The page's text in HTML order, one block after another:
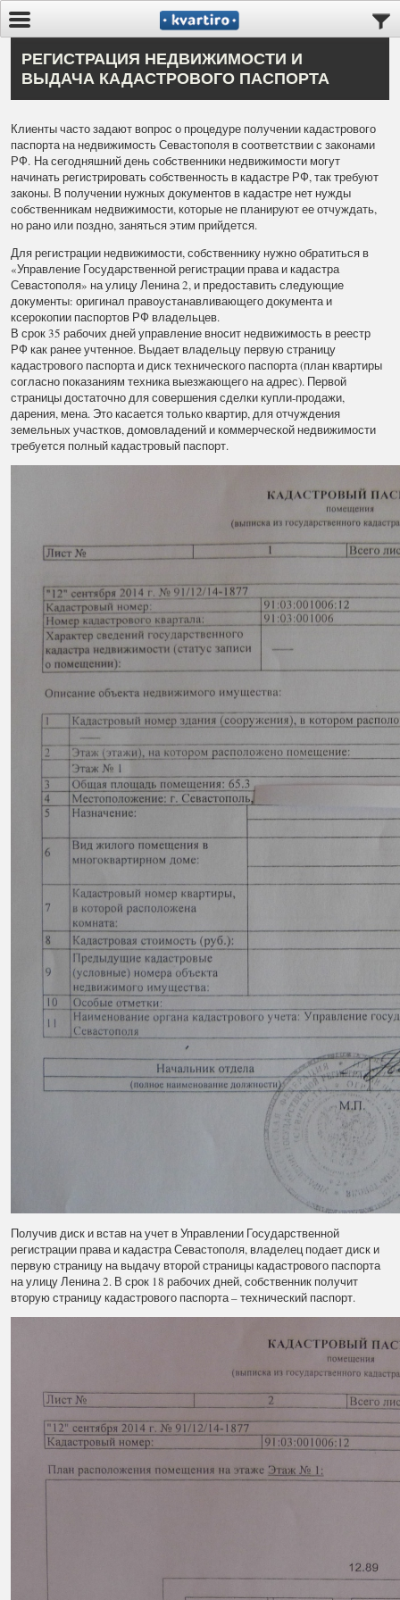
РЕГИСТРАЦИЯ НЕДВИЖИМОСТИ И
ВЫДАЧА КАДАСТРОВОГО ПАСПОРТА
Клиенты часто задают вопрос о процедуре получении кадастрового
паспорта на недвижимость Севастополя в соответствии с законами
РФ. На сегодняшний день собственники недвижимости могут
начинать регистрировать собственность в кадастре РФ, так требуют
законы. В получении нужных документов в кадастре нет нужды
собственникам недвижимости, которые не планируют ее отчуждать,
но рано или поздно, заняться этим прийдется.
Для регистрации недвижимости, собственнику нужно обратиться в
«Управление Государственной регистрации права и кадастра
Севастополя» на улицу Ленина 2, и предоставить следующие
документы: оригинал правоустанавливающего документа и
ксерокопии паспортов РФ владельцев.
В срок 35 рабочих дней управление вносит недвижимость в реестр
РФ как ранее учтенное. Выдает владельцу первую страницу
кадастрового паспорта и диск технического паспорта (план квартиры
согласно показаниям техника выезжающего на адрес). Первой
страницы достаточно для совершения сделки купли-продажи,
дарения, мена. Это касается только квартир, для отчуждения
земельных участков, домовладений и коммерческой недвижимости
требуется полный кадастровый паспорт.
Получив диск и встав на учет в Управлении Государственной
регистрации права и кадастра Севастополя, владелец подает диск и
первую страницу на выдачу второй страницы кадастрового паспорта
на улицу Ленина 2. В срок 18 рабочих дней, собственник получит
вторую страницу кадастрового паспорта – технический паспорт.